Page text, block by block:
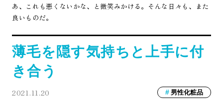
あ、これも悪くないかな、と微笑みかける。そんな日々も、また
良いものだ。
薄毛を隠す気持ちと上手に付
き合う
2021.11.20 男性化粧品